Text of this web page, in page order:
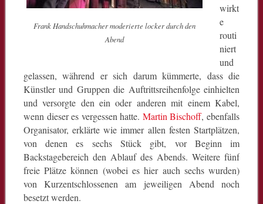
Frank Handschuhmacher moderierte locker durch den
Abend
wirkt
e
routi
niert
und
gelassen, während er sich darum kümmerte, dass die
Künstler und Gruppen die Auftrittsreihenfolge einhielten
und versorgte den ein oder anderen mit einem Kabel,
wenn dieser es vergessen hatte. Martin Bischoff, ebenfalls
Organisator, erklärte wie immer allen festen Startplätzen,
von denen es sechs Stück gibt, vor Beginn im
Backstagebereich den Ablauf des Abends. Weitere fünf
freie Plätze können (wobei es hier auch sechs wurden)
von Kurzentschlossenen am jeweiligen Abend noch
besetzt werden.